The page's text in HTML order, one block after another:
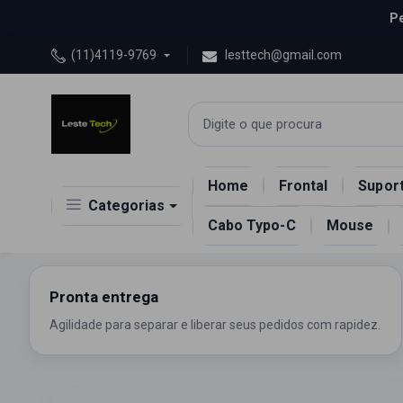
(11)4119-9769 lesttech@gmail.com
Categorias
Eletrônicos
Home Frontal
Cabo Typo-C Mouse
Pronta entrega
Agilidade para separar e liberar seus pedidos com rapidez.